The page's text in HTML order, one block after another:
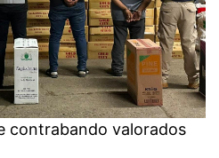
contrabando valorados